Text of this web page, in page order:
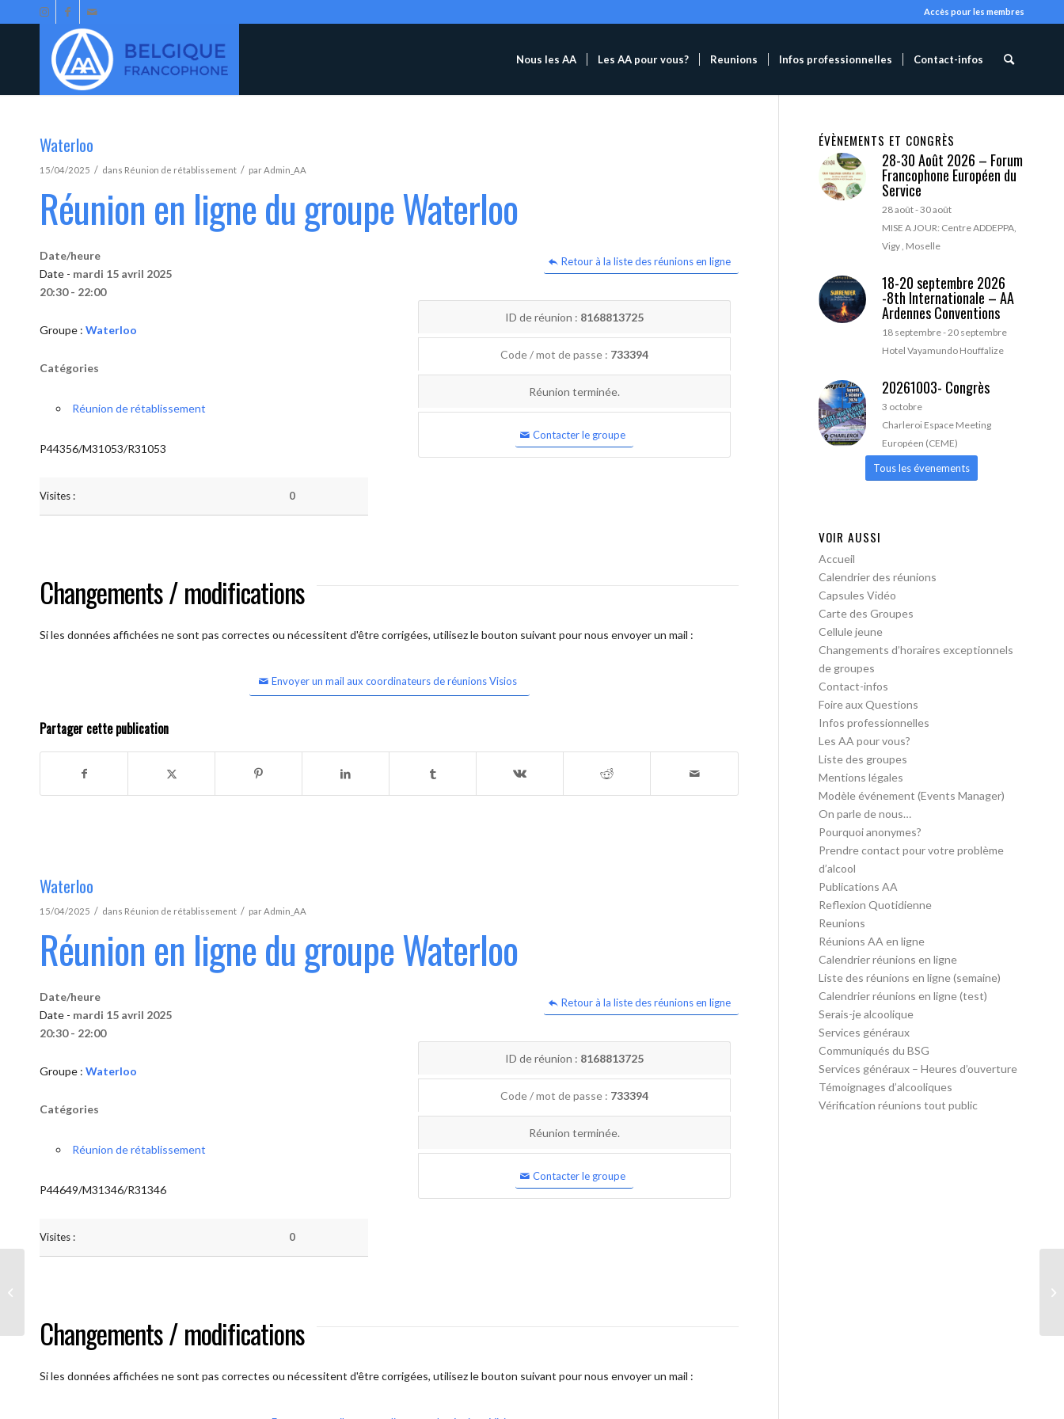
Accès pour les membres
Nous les AA Les AA pour vous? Reunions Infos professionnelles Contact-infos
Waterloo
15/04/2025 / dans Réunion de rétablissement / parAdmin_AA
Réunion en ligne du groupe Waterloo
Retour à la liste des réunions en ligne
Date/heure
Date - mardi 15 avril 2025
20:30 - 22:00
Groupe : Waterloo
Catégories
Réunion de rétablissement
P44356/M31053/R31053
Visites : 0
ID de réunion : 8168813725
Code / mot de passe : 733394
Réunion terminée.
Contacter le groupe
Changements / modifications
Si les données affichées ne sont pas correctes ou nécessitent d'être corrigées, utilisez le bouton suivant pour nous envoyer un mail :
Envoyer un mail aux coordinateurs de réunions Visios
Partager cette publication
Waterloo
15/04/2025 / dans Réunion de rétablissement / parAdmin_AA
Réunion en ligne du groupe Waterloo
Retour à la liste des réunions en ligne
Date/heure
Date - mardi 15 avril 2025
20:30 - 22:00
Groupe : Waterloo
Catégories
Réunion de rétablissement
P44649/M31346/R31346
Visites : 0
ID de réunion : 8168813725
Code / mot de passe : 733394
Réunion terminée.
Contacter le groupe
Changements / modifications
Si les données affichées ne sont pas correctes ou nécessitent d'être corrigées, utilisez le bouton suivant pour nous envoyer un mail :
ÉVÈNEMENTS ET CONGRÈS
28-30 Août 2026 – Forum
Francophone Européen du
Service
28 août-30 août
MISE A JOUR: Centre ADDEPPA,
Vigy , Moselle
18-20 septembre 2026
-8th Internationale – AA
Ardennes Conventions
18 septembre-20 septembre
Hotel Vayamundo Houffalize
20261003- Congrès
3 octobre
Charleroi Espace Meeting
Européen (CEME)
Tous les évenements
VOIR AUSSI
Accueil
Calendrier des réunions
Capsules Vidéo
Carte des Groupes
Cellule jeune
Changements d’horaires exceptionnels
de groupes
Contact-infos
Foire aux Questions
Infos professionnelles
Les AA pour vous?
Liste des groupes
Mentions légales
Modèle événement (Events Manager)
On parle de nous…
Pourquoi anonymes?
Prendre contact pour votre problème
d’alcool
Publications AA
Reflexion Quotidienne
Reunions
Réunions AA en ligne
Calendrier réunions en ligne
Liste des réunions en ligne (semaine)
Calendrier réunions en ligne (test)
Serais-je alcoolique
Services généraux
Communiqués du BSG
Services généraux – Heures d’ouverture
Témoignages d’alcooliques
Vérification réunions tout public